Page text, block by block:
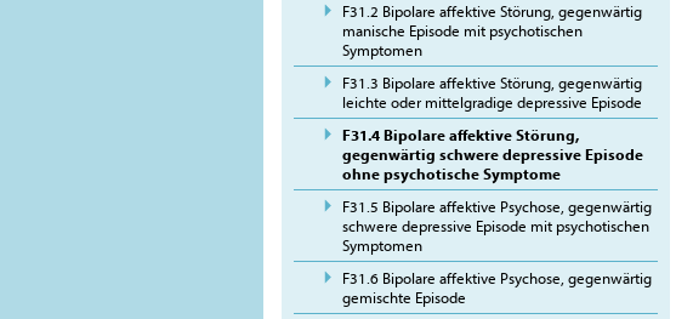
F31.2 Bipolare affektive Störung, gegenwärtig
manische Episode mit psychotischen
Symptomen
F31.3 Bipolare affektive Störung, gegenwärtig
leichte oder mittelgradige depressive Episode
F31.4 Bipolare affektive Störung,
gegenwärtig schwere depressive Episode
ohne psychotische Symptome
F31.5 Bipolare affektive Psychose, gegenwärtig
schwere depressive Episode mit psychotischen
Symptomen
F31.6 Bipolare affektive Psychose, gegenwärtig
gemischte Episode